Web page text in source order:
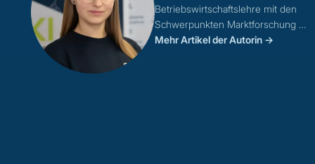
Betriebswirtschaftslehre mit den
Schwerpunkten Marktforschung &
Kommunikation und unterstützt
Mehr Artikel der Autorin ->